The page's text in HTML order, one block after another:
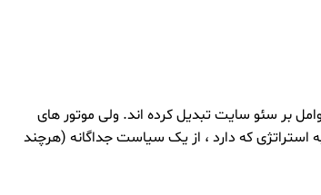
بر سئو سایت تبدیل کرده اند. ولی موتور های
که دارد ، از یک سیاست جداگانه (هرچند